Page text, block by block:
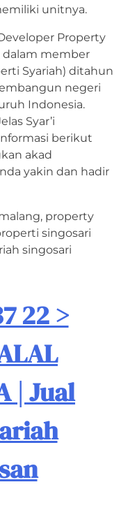
unitnya.
Property
dalam member
Syariah) ditahun
negeri
Indonesia.
Syar’i
berikut
akad
yakin dan hadir
22 >
| Jual